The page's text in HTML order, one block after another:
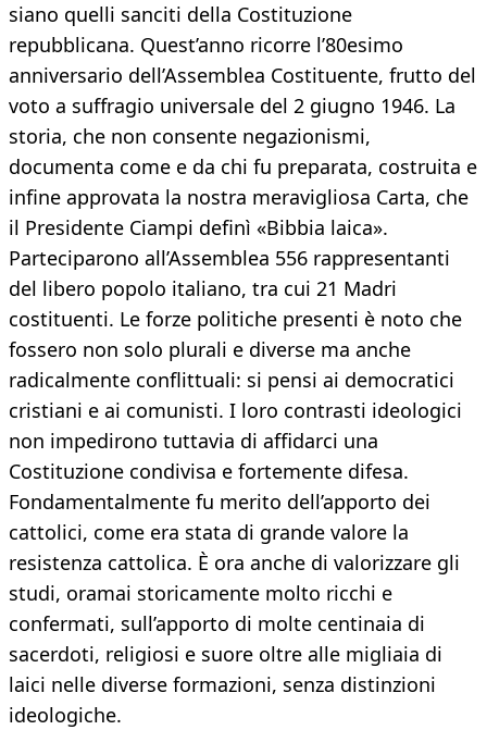
siano quelli sanciti della Costituzione
repubblicana. Quest’anno ricorre l’80esimo
anniversario dell’Assemblea Costituente, frutto del
voto a suffragio universale del 2 giugno 1946. La
storia, che non consente negazionismi,
documenta come e da chi fu preparata, costruita e
infine approvata la nostra meravigliosa Carta, che
il Presidente Ciampi definì «Bibbia laica».
Parteciparono all’Assemblea 556 rappresentanti
del libero popolo italiano, tra cui 21 Madri
costituenti. Le forze politiche presenti è noto che
fossero non solo plurali e diverse ma anche
radicalmente conflittuali: si pensi ai democratici
cristiani e ai comunisti. I loro contrasti ideologici
non impedirono tuttavia di affidarci una
Costituzione condivisa e fortemente difesa.
Fondamentalmente fu merito dell’apporto dei
cattolici, come era stata di grande valore la
resistenza cattolica. È ora anche di valorizzare gli
studi, oramai storicamente molto ricchi e
confermati, sull’apporto di molte centinaia di
sacerdoti, religiosi e suore oltre alle migliaia di
laici nelle diverse formazioni, senza distinzioni
ideologiche.